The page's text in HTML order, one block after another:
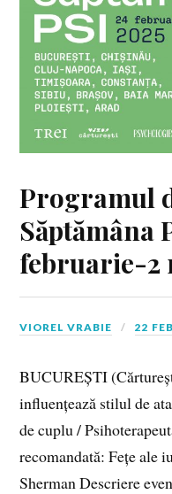
Programul
Săptămâna
februarie-2
VIOREL VRABIE 22
BUCUREȘTI
influențează stilul de
de cuplu /
recomandată: Fețe ale
Sherman Descriere